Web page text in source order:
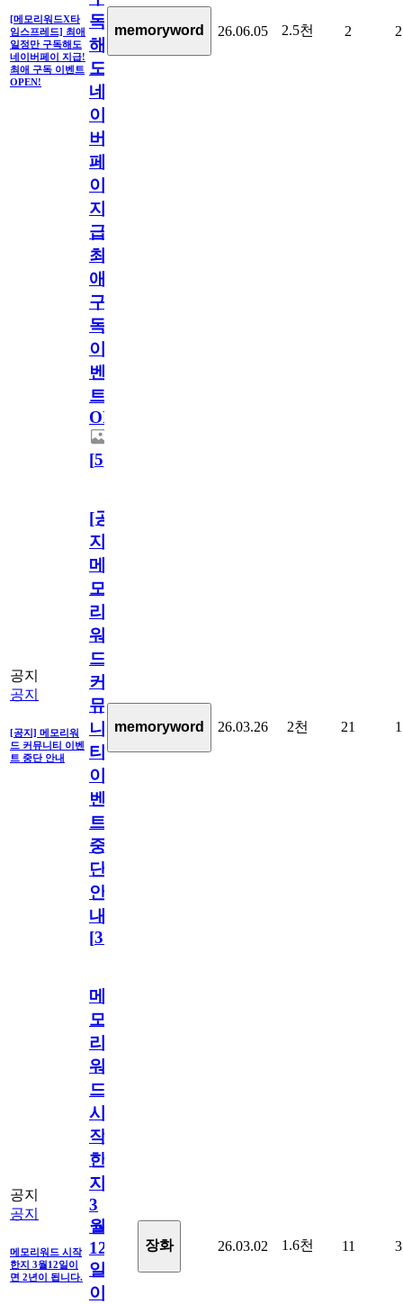
[메모리워드X타
임스프레드] 최애
일정만 구독해도
네이버페이 지급!
최애 구독 이벤트
OPEN!
독
해
도
네
이
버
페
이
지
급!
최
애
구
독
이
벤
트
OPEN!
[5]
memoryword 26.06.05 2.5천 2 2
공지
공지
[공지] 메모리워
드 커뮤니티 이벤
트 중단 안내
[공
지]
메
모
리
워
드
커
뮤
니
티
이
벤
트
중
단
안
내
[31
memoryword 26.03.26 2천 21 1
공지
공지
메모리워드 시작
한지 3월12일이
면 2년이 됩니다.
메
모
리
워
드
시
작
한
지
3
월
12
일
이
장화 26.03.02 1.6천 11 3